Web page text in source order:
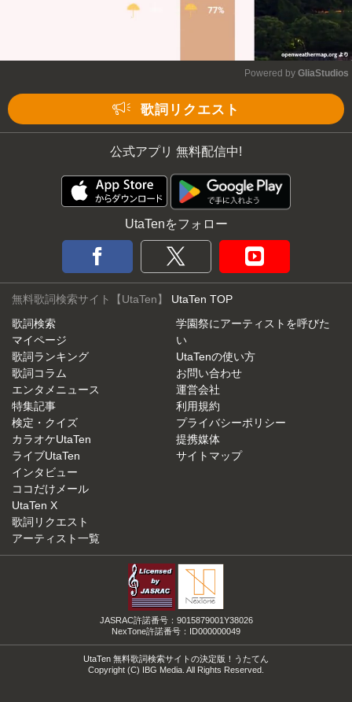
Powered by GliaStudios
歌詞リクエスト
公式アプリ 無料配信中!
UtaTenをフォロー
無料歌詞検索サイト【UtaTen】 UtaTen TOP
歌詞検索
マイページ
歌詞ランキング
歌詞コラム
エンタメニュース
特集記事
検定・クイズ
カラオケUtaTen
ライブUtaTen
インタビュー
ココだけメール
UtaTen X
歌詞リクエスト
アーティスト一覧
学園祭にアーティストを呼びた
い
UtaTenの使い方
お問い合わせ
運営会社
利用規約
プライバシーポリシー
提携媒体
サイトマップ
JASRAC許諾番号：9015879001Y38026
NexTone許諾番号：ID000000049
UtaTen 無料歌詞検索サイトの決定版！うたてん
Copyright (C) IBG Media. All Rights Reserved.